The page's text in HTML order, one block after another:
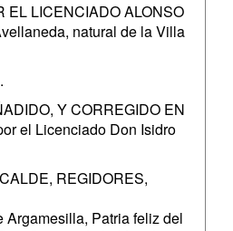
EL LICENCIADO ALONSO
natural de la Villa
Y CORREGIDO EN
el Licenciado Don Isidro
REGIDORES,
Patria feliz del